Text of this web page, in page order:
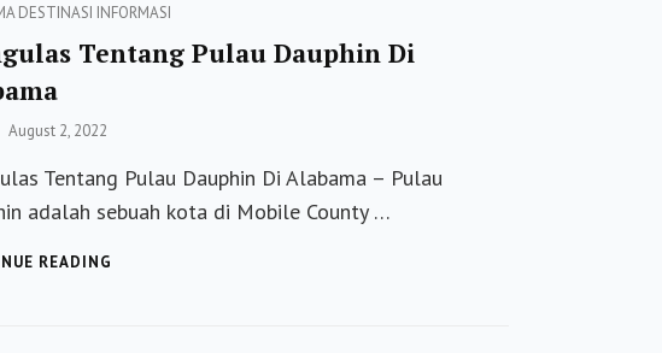
ALABAMA
DESTINASI INFORMASI
Tentang Pulau Dauphin Di
Posted
August 2, 2022
Tentang Pulau Dauphin Di Alabama – Pulau
adalah sebuah kota di Mobile County …
READING